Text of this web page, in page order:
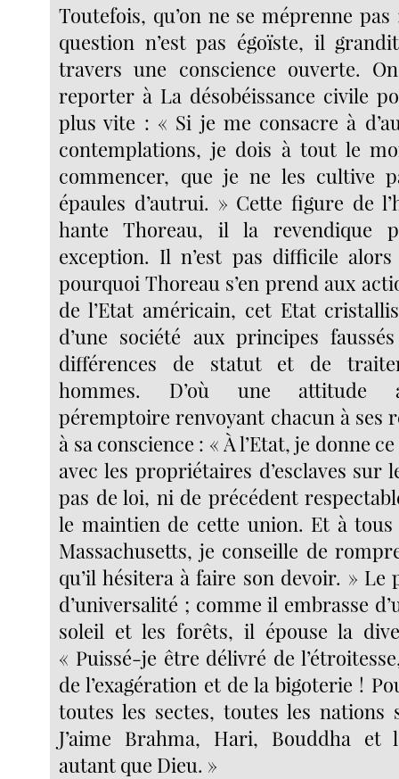
Toutefois, qu’on ne se méprenne pas
question n’est pas égoïste, il
travers une conscience ouverte.
reporter à La désobéissance civile
plus vite : « Si je me consacre à
contemplations, je dois à tout le
commencer, que je ne les cultive
épaules d’autrui. » Cette figure de
hante Thoreau, il la revendique
exception. Il n’est pas difficile
pourquoi Thoreau s’en prend aux
de l’Etat américain, cet Etat
d’une société aux principes
différences de statut et de
hommes. D’où une attitude
péremptoire renvoyant chacun à ses
à sa conscience : « À l’Etat, je donne
avec les propriétaires d’esclaves sur
pas de loi, ni de précédent
le maintien de cette union. Et à
Massachusetts, je conseille de
qu’il hésitera à faire son devoir. » Le
d’universalité ; comme il embrasse
soleil et les forêts, il épouse la
« Puissé-je être délivré de
de l’exagération et de la bigoterie !
toutes les sectes, toutes les nations
J’aime Brahma, Hari, Bouddha et
autant que Dieu. »